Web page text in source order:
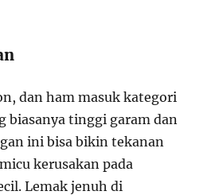
dan ham masuk kategori
biasanya tinggi garam dan
ini bisa bikin tekanan
kerusakan pada
Lemak jenuh di